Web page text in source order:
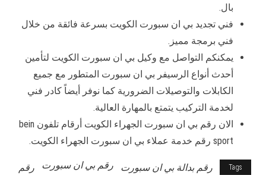
بال.
فني تجديد بي ان سبورت الكويت بسرعة فائقة من خلال
فني برمجة مميز.
يمكنكم التواصل مع وكيل بي ان سبورت الكويت لتأمين
أحدث أنواع الرسيفر بي ان سبورت المتطور مع جميع
الكابلات والتوصيلات الضرورية كما نوفر أيضاً كادر فني
لخدمة التركيب يتمتع بالمهارة العالية.
الان رقم بي ان سبورت الجهراء الكويت أرقام تلفون bein
sport رقم خدمة عملاء بي ان سبورت الجهراء الكويت.
Tags رقم بدالة بي ان سبورت رقم بي ان سبورت
رقم